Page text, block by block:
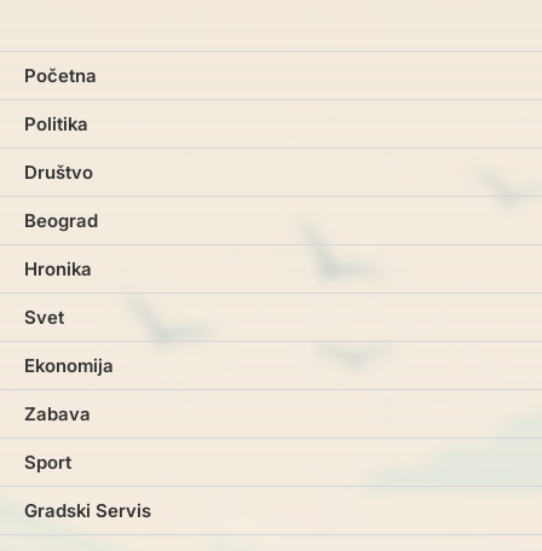
Početna
Politika
Društvo
Beograd
Hronika
Svet
Ekonomija
Zabava
Sport
Gradski Servis